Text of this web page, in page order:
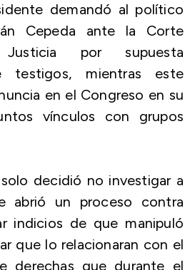
demandó al político
Cepeda ante la Corte
por supuesta
testigos, mientras este
en el Congreso en su
vínculos con grupos
decidió no investigar a
abrió un proceso contra
indicios de que manipuló
que lo relacionaran con el
derechas que durante el